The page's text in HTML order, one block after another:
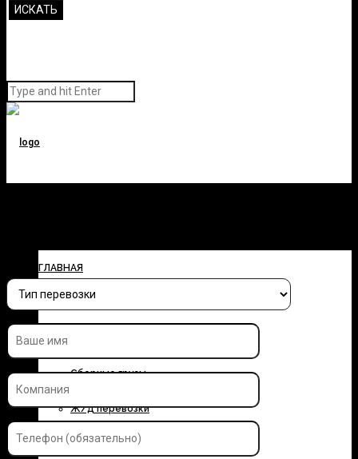
ГЛАВНАЯ
О КОМПАНИИ
УСЛУГИ
Сборные грузы
Ж/д перевозки
Контейнерные перевозки
стоимость перевозки